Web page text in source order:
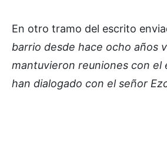
En otro tramo del escrito
barrio desde hace ocho años
mantuvieron reuniones con el
han dialogado con el señor